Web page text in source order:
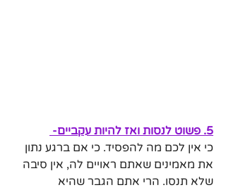
5. פשוט לנסות ואז להיות עקביים-
כי אין לכם מה להפסיד. כי אם ברגע נתון
את מאמינים שאתם ראויים לה, אין סיבה
שלא תנסו. הרי אתם הגבר שהיא